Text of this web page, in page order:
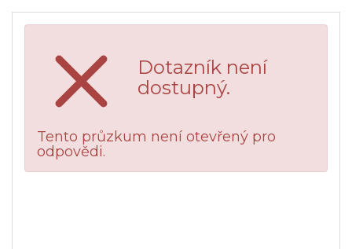
Dotazník není
dostupný.
Tento průzkum není otevřený pro
odpovědi.